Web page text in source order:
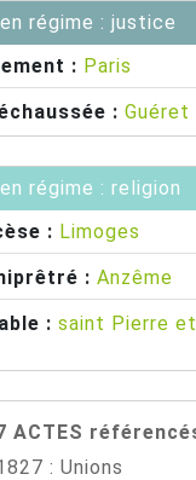
régime : justice
: Paris
: Guéret
régime : religion
: Limoges
: Anzême
: saint Pierre
ACTES
: Unions